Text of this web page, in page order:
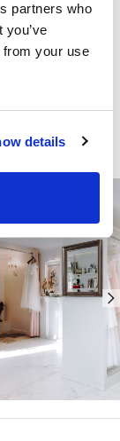
partners who
from your use
details